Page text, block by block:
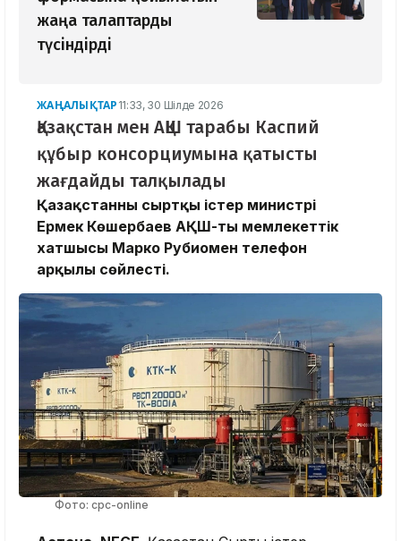
жаңа талаптарды
түсіндірді
ЖАҢАЛЫҚТАР 11:33, 30 Шілде 2026
Қазақстан мен АҚШ тарабы Каспий
құбыр консорциумына қатысты
жағдайды талқылады
Қазақстанның сыртқы істер министрі
Ермек Көшербаев АҚШ-тың мемлекеттік
хатшысы Марко Рубиомен телефон
арқылы сөйлесті.
Фото: cpc-online